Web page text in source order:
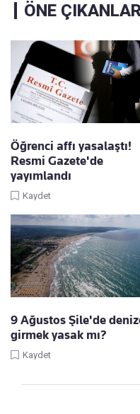
ÖNE
Öğrenci affı yasalaştı!
Resmi Gazete'de
yayımlandı
Kaydet
9 Ağustos Şile'de
girmek yasak mı?
Kaydet